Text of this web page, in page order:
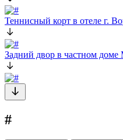
Теннисный корт в отеле г.
Задний двор в частном доме
#